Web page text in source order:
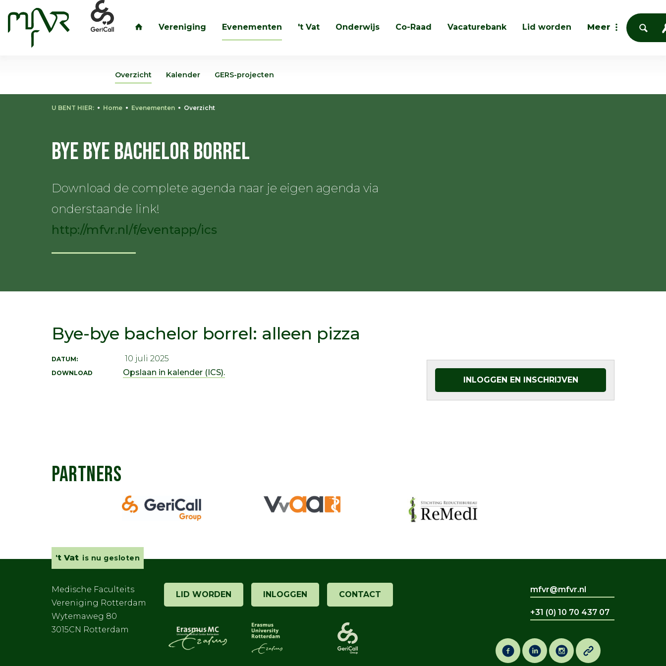
Vereniging Evenementen 't Vat Onderwijs Co-Raad Vacaturebank Lid worden Meer
Zoeken
inloggen
U BENT HIER: Home Evenementen Overzicht
Bye Bye Bachelor borrel
Download de complete agenda naar je eigen agenda via
onderstaande link!
http://mfvr.nl/f/eventapp/ics
Bye-bye bachelor borrel: alleen pizza
DATUM: 10 juli 2025
DOWNLOAD Opslaan in kalender (ICS).
INLOGGEN EN INSCHRIJVEN
Overzicht Kalender GERS-projecten
PARTNERS
't Vat is nu gesloten
Medische Faculteits
Vereniging Rotterdam
Wytemaweg 80
3015CN Rotterdam
LID WORDEN INLOGGEN CONTACT
mfvr@mfvr.nl
+31 (0) 10 70 437 07